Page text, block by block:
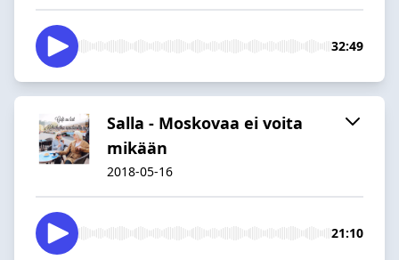
32:49
Salla - Moskovaa ei voita
mikään
2018-05-16
21:10